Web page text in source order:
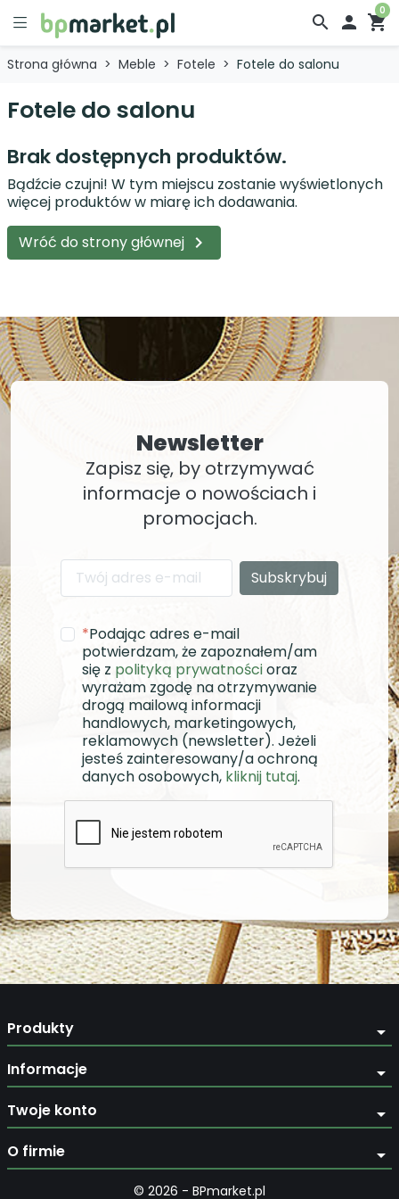
search  shopping_cart
0
Strona główna Meble Fotele Fotele do salonu
Fotele do salonu
Brak dostępnych produktów.
Bądźcie czujni! W tym miejscu zostanie wyświetlonych
więcej produktów w miarę ich dodawania.
Wróć do strony głównej 
Newsletter
Zapisz się, by otrzymywać
informacje o nowościach i
promocjach.
*Podając adres e-mail
potwierdzam, że zapoznałem/am
się z polityką prywatnościoraz
wyrażam zgodę na otrzymywanie
drogą mailową informacji
handlowych, marketingowych,
reklamowych (newsletter). Jeżeli
jesteś zainteresowany/a ochroną
danych osobowych, kliknij tutaj.
Produkty arrow_drop_down
Informacje arrow_drop_down
Twoje konto arrow_drop_down
O firmie arrow_drop_down
© 2026 - BPmarket.pl